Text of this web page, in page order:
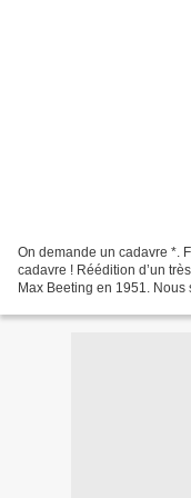
On demande un cadavre *.
cadavre ! Réédition d’un
Max Beeting en 1951.